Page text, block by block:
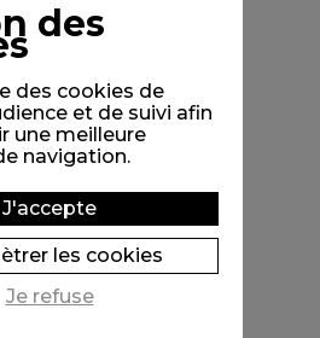
des
des cookies de
et de suivi afin
une meilleure
navigation.
J'accepte
les cookies
Je refuse